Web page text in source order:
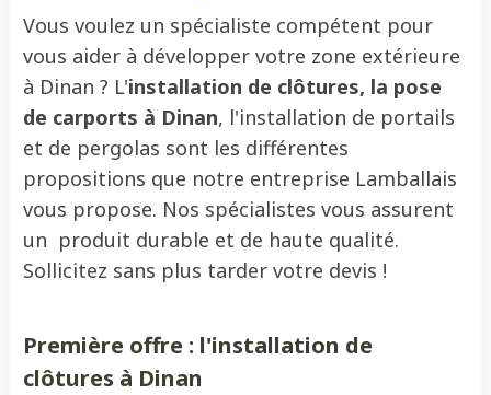
Vous voulez un spécialiste compétent pour
vous aider à développer votre zone extérieure
à Dinan ? L'installation de clôtures, la pose
de carports à Dinan, l'installation de portails
et de pergolas sont les différentes
propositions que notre entreprise Lamballais
vous propose. Nos spécialistes vous assurent
un produit durable et de haute qualité.
Sollicitez sans plus tarder votre devis !
Première offre : l'installation de
clôtures à Dinan